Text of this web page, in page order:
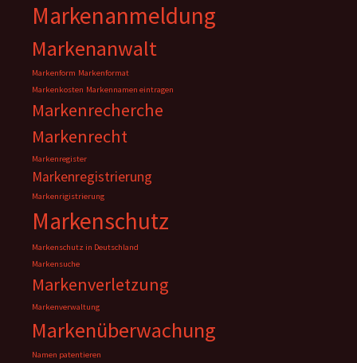
Markenanmeldung
Markenanwalt
Markenform Markenformat
Markenkosten Markennamen eintragen
Markenrecherche
Markenrecht
Markenregister
Markenregistrierung
Markenrigistrierung
Markenschutz
Markenschutz in Deutschland
Markensuche
Markenverletzung
Markenverwaltung
Markenüberwachung
Namen patentieren